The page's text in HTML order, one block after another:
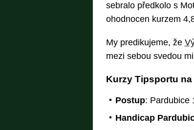
sebralo předkolo s
ohodnocen kurzem
My predikujeme, že
mezi sebou svedou
Kurzy Tipsportu
Postup: Pardubice
Handicap